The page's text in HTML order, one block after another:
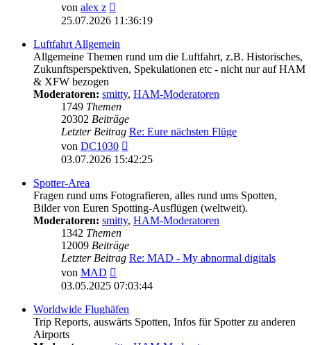
von alex z
Beitrag
25.07.2026 11:36:19
Luftfahrt Allgemein
Allgemeine Themen rund um die Luftfahrt, z.B. Historisches,
Zukunftsperspektiven, Spekulationen etc - nicht nur auf HAM
& XFW bezogen
Moderatoren: smitty, HAM-Moderatoren
1749 Themen
20302 Beiträge
Letzter Beitrag Re: Eure nächsten Flüge
von DC1030
Beitrag
03.07.2026 15:42:25
Spotter-Area
Fragen rund ums Fotografieren, alles rund ums Spotten,
Bilder von Euren Spotting-Ausflügen (weltweit).
Moderatoren: smitty, HAM-Moderatoren
1342 Themen
12009 Beiträge
Letzter Beitrag Re: MAD - My abnormal digitals
von MAD
Beitrag
03.05.2025 07:03:44
Worldwide Flughäfen
Trip Reports, auswärts Spotten, Infos für Spotter zu anderen
Airports